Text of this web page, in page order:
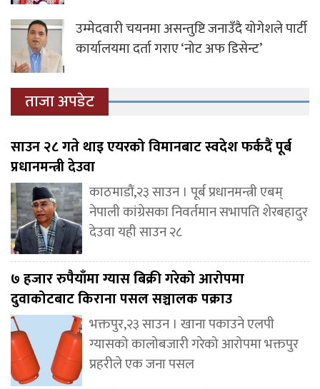
उम्मेदवारी चयनमा असन्तुष्टि जनाउँदै योगेशले पार्टी
कार्यालयमा दर्ता गराए ‘नोट अफ डिसेन्ट’
ताजा अपडेट
साउन २८ गते थाइ एयरको विमानबाट स्वदेश फर्कदैं पूर्ब
प्रधानमन्त्री देउवा
काठमाडौं,२३ साउन । पूर्ब प्रधानमन्त्री एबम्
नेपाली कांग्रेसका निवर्तमान सभापति शेरबहादुर
देउवा यही साउन २८
७ हजार रुपैयाँमा ग्यास बिक्री गरेको आरोपमा
दुवाकोटबाट किराना पसल सञ्चालक पक्राउ
भक्तपुर,२३ साउन । खाना पकाउने एलपी
ग्यासको कालोबजारी गरेको आरोपमा भक्तपुर
प्रहरीले एक जना पसल